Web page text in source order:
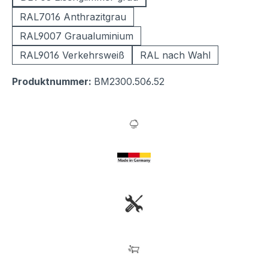
RAL7016 Anthrazitgrau
RAL9007 Graualuminium
RAL9016 Verkehrsweiß
RAL nach Wahl
Produktnummer: BM2300.506.52